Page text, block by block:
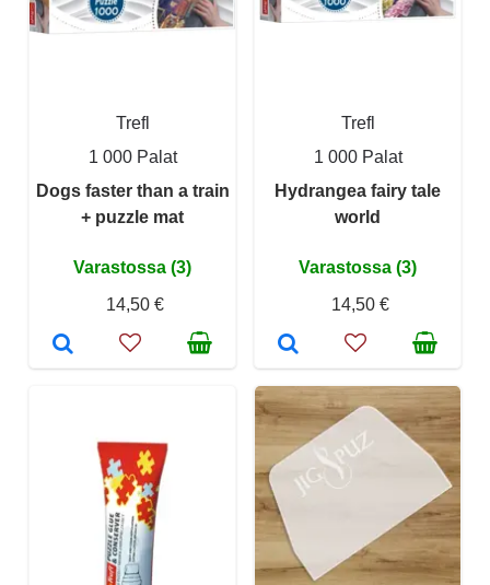
Trefl
1 000 Palat
Dogs faster than a train
+ puzzle mat
Varastossa (3)
14,50 €
Trefl
1 000 Palat
Hydrangea fairy tale
world
Varastossa (3)
14,50 €